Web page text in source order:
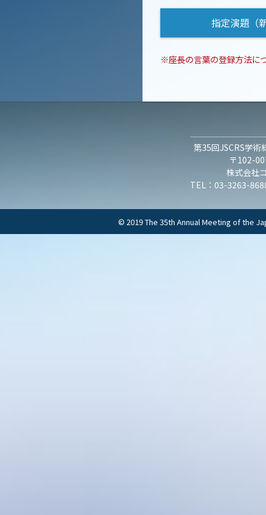
指定演題（
※座長の言葉の登録方法に
第35回JSCRS学
〒102-
株式会社
TEL：03-3263-
© 2019 The 35th Annual Meeting of the